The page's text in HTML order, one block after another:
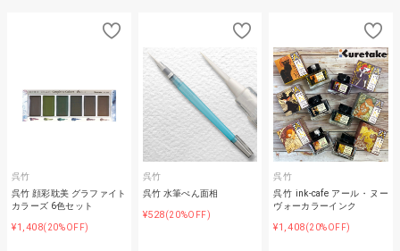
呉竹
呉竹 顔彩耽美 グラファイト
カラーズ 6色セット
¥1,408(20%OFF)
呉竹
呉竹 水筆ぺん面相
¥528(20%OFF)
呉竹
呉竹 ink-cafe アール・ヌー
ヴォーカラーインク
¥1,408(20%OFF)